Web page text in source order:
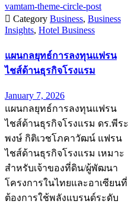
vamtam-theme-circle-post
 Category Business, Business
Insights, Hotel Business
แผนกลยุทธ์การลงทุนแฟรน
ไชส์ด้านธุรกิจโรงแรม
January 7, 2026
แผนกลยุทธ์การลงทุนแฟรน
ไชส์ด้านธุรกิจโรงแรม ดร.พีระ
พงษ์ กิติเวชโภคาวัฒน์ แฟรน
ไชส์ด้านธุรกิจโรงแรม เหมาะ
สำหรับเจ้าของที่ดิน/ผู้พัฒนา
โครงการในไทยและอาเซียนที่
ต้องการใช้พลังแบรนด์ระดับ